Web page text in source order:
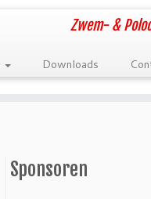
Zwem- &
Downloads
Sponsoren